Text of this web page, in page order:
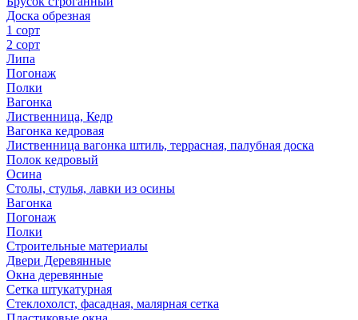
Доска обрезная
1 сорт
2 сорт
Липа
Погонаж
Полки
Вагонка
Лиственница, Кедр
Вагонка кедровая
Лиственница вагонка штиль, террасная, палубная доска
Полок кедровый
Осина
Столы, стулья, лавки из осины
Вагонка
Погонаж
Полки
Строительные материалы
Двери Деревянные
Окна деревянные
Сетка штукатурная
Стеклохолст, фасадная, малярная сетка